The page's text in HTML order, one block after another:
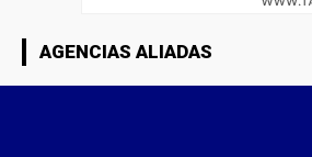
AGENCIAS ALIADAS